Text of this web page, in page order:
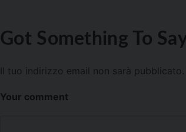
Got Something To
Il tuo indirizzo email non sarà pubblicato.
Your comment